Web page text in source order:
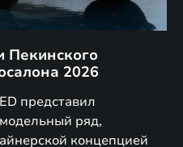
Пекинского
2026
представил
ряд,
концепцией